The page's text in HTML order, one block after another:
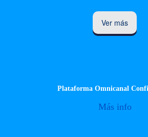
Ver más
Plataforma Omnicanal
Más info